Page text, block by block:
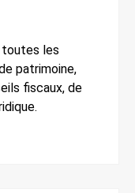
toutes les
patrimoine,
fiscaux, de